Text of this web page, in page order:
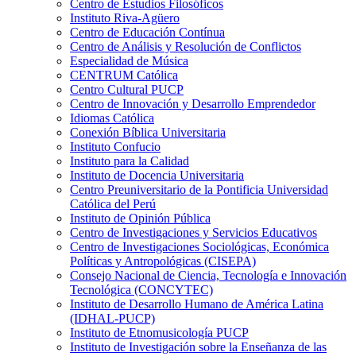
Centro de Estudios Filosóficos
Instituto Riva-Agüero
Centro de Educación Contínua
Centro de Análisis y Resolución de Conflictos
Especialidad de Música
CENTRUM Católica
Centro Cultural PUCP
Centro de Innovación y Desarrollo Emprendedor
Idiomas Católica
Conexión Bíblica Universitaria
Instituto Confucio
Instituto para la Calidad
Instituto de Docencia Universitaria
Centro Preuniversitario de la Pontificia Universidad
Católica del Perú
Instituto de Opinión Pública
Centro de Investigaciones y Servicios Educativos
Centro de Investigaciones Sociológicas, Económica
Políticas y Antropológicas (CISEPA)
Consejo Nacional de Ciencia, Tecnología e Innovación
Tecnológica (CONCYTEC)
Instituto de Desarrollo Humano de América Latina
(IDHAL-PUCP)
Instituto de Etnomusicología PUCP
Instituto de Investigación sobre la Enseñanza de las